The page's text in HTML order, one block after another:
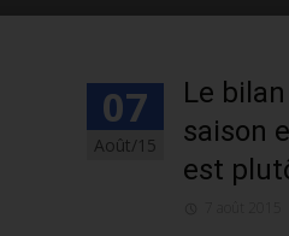
07
Août/15
Le
saison
est